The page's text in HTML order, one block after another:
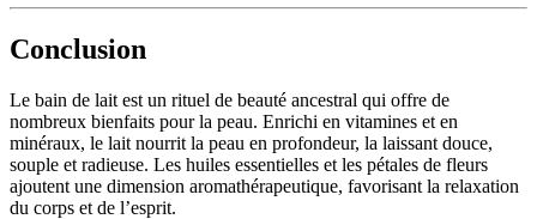
Conclusion
Le bain de lait est un rituel de beauté ancestral qui offre de
nombreux bienfaits pour la peau. Enrichi en vitamines et en
minéraux, le lait nourrit la peau en profondeur, la laissant douce,
souple et radieuse. Les huiles essentielles et les pétales de fleurs
ajoutent une dimension aromathérapeutique, favorisant la relaxation
du corps et de l’esprit.